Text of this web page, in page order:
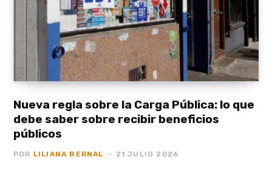
Nueva regla sobre la Carga Pública: lo que
debe saber sobre recibir beneficios
públicos
POR LILIANA BERNAL 21 JULIO 2026